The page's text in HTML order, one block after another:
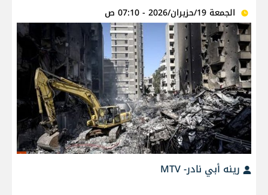
الجمعة 19/حزيران/2026 - 07:10 ص
رينه أبي نادر- MTV